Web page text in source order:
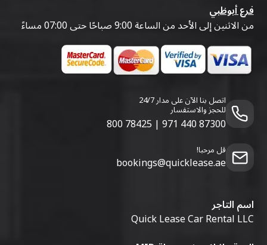
فرع أبوظبي
من الاثنين إلى الأحد من الساعة 9:00 صباحًا حتى 07:00 مساءً
اتصل بنا الآن على مدار 24/7
للحجز والاستفسار
800 78425 | 971 440 87300
قل مرحبا!
bookings@quicklease.ae
اسم التاجر
Quick Lease Car Rental LLC